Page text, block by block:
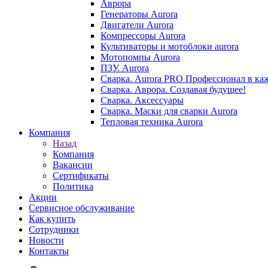
Аврора
Генераторы Aurora
Двигатели Aurora
Компрессоры Aurora
Культиваторы и мотоблоки aurora
Мотопомпы Aurora
ПЗУ. Aurora
Сварка. Aurora PRO Профессионал в
Сварка. Аврора. Создавая будущее!
Сварка. Аксессуары
Сварка. Маски для сварки Aurora
Тепловая техника Aurora
Компания
Назад
Компания
Вакансии
Сертификаты
Политика
Акции
Сервисное обслуживание
Как купить
Сотрудники
Новости
Контакты